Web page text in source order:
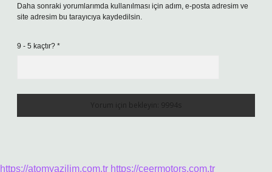
Daha sonraki yorumlarımda kullanılması için adım, e-posta adresim ve
site adresim bu tarayıcıya kaydedilsin.
9 - 5 kaçtır? *
https://atomyazilim.com.tr https://ceermotors.com.tr